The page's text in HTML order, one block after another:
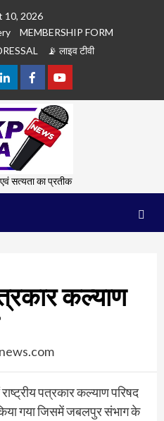
10, 2026
MEMBERSHIP FORM
📡 लाइव टीवी
LinkedlnFacebookYoutube
एवं सत्यता का प्रतीक
कल्याण
पत्रकार कल्याण परिषद
गया जिसमें जबलपुर संभाग के